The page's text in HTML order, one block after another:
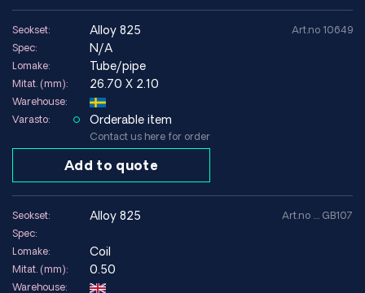
Seokset: alloy 825
Spec: N/A
Lomake: Tube/pipe
Mitat. (mm): 26.70 X 2.10
Warehouse:
Varasto:
Orderable item
Contact us here for order
Add to quote
Art.no 10649
Seokset: alloy 825
Spec:
Lomake:
Coil
Mitat. (mm): 0.50
Warehouse:
Art.no .... GB107